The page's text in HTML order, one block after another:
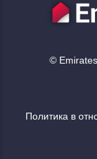
©
Политика в